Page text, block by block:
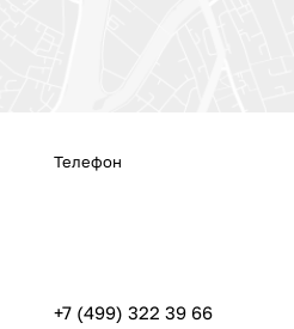
Телефон
+7 (499) 322 39 66